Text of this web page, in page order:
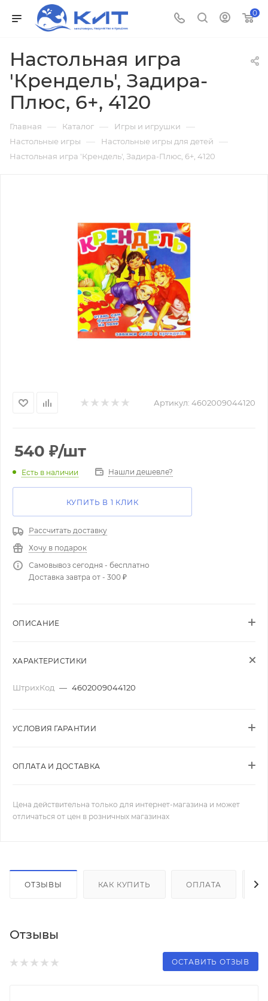
0
Настольная игра
'Крендель', Задира-
Плюс, 6+, 4120
Главная — Каталог — Игры и игрушки —
Настольные игры — Настольные игры для детей —
Настольная игра 'Крендель', Задира-Плюс, 6+, 4120
Артикул: 4602009044120
540 ₽/шт
Есть в наличии Нашли дешевле?
КУПИТЬ В 1 КЛИК
Рассчитать доставку
Хочу в подарок
Самовывоз сегодня - бесплатно
Доставка завтра от - 300 ₽
ОПИСАНИЕ
ХАРАКТЕРИСТИКИ
ШтрихКод — 4602009044120
УСЛОВИЯ ГАРАНТИИ
ОПЛАТА И ДОСТАВКА
Цена действительна только для интернет-магазина и может
отличаться от цен в розничных магазинах
ОТЗЫВЫ КАК КУПИТЬ ОПЛАТА
Отзывы
ОСТАВИТЬ ОТЗЫВ